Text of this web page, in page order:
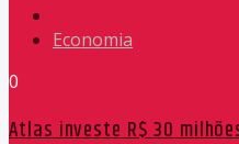
Economia
0
Atlas investe R$ 30